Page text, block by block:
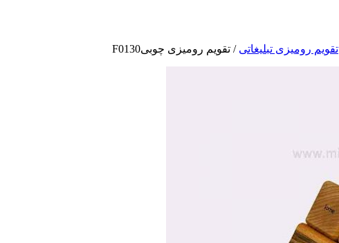
تقویم رومیزی تبلیغاتی / تقویم رومیزی چوبیF0130